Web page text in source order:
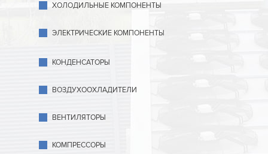
ХОЛОДИЛЬНЫЕ КОМПОНЕНТЫ
ЭЛЕКТРИЧЕСКИЕ КОМПОНЕНТЫ
КОНДЕНСАТОРЫ
ВОЗДУХООХЛАДИТЕЛИ
ВЕНТИЛЯТОРЫ
КОМПРЕССОРЫ